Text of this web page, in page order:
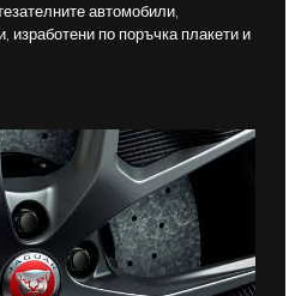
автомобили,
изработени по поръчка плакети и